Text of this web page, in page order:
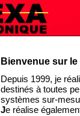
Bienvenue sur
Depuis 1999, je
destinés à toutes
systèmes sur-
Je réalise